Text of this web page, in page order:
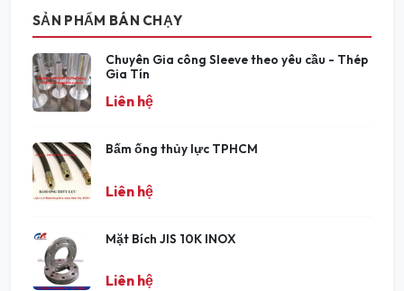
SẢN PHẨM BÁN CHẠY
Chuyên Gia công Sleeve theo yêu cầu - Thép
Gia Tín
Liên hệ
Bấm ống thủy lực TPHCM
Liên hệ
Mặt Bích JIS 10K INOX
Liên hệ